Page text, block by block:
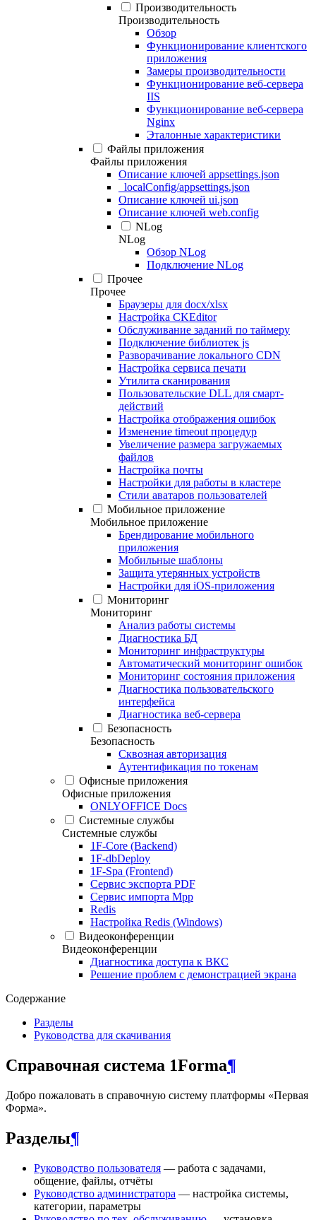
Производительность
Производительность
Обзор
Функционирование клиентского
приложения
Замеры производительности
Функционирование веб-сервера
IIS
Функционирование веб-сервера
Nginx
Эталонные характеристики
Файлы приложения
Файлы приложения
Описание ключей appsettings.json
_localConfig/appsettings.json
Описание ключей ui.json
Описание ключей web.config
NLog
NLog
Обзор NLog
Подключение NLog
Прочее
Прочее
Браузеры для docx/xlsx
Настройка CKEditor
Обслуживание заданий по таймеру
Подключение библиотек js
Разворачивание локального CDN
Настройка сервиса печати
Утилита сканирования
Пользовательские DLL для смарт-
действий
Настройка отображения ошибок
Изменение timeout процедур
Увеличение размера загружаемых
файлов
Настройка почты
Настройки для работы в кластере
Стили аватаров пользователей
Мобильное приложение
Мобильное приложение
Брендирование мобильного
приложения
Мобильные шаблоны
Защита утерянных устройств
Настройки для iOS-приложения
Мониторинг
Мониторинг
Анализ работы системы
Диагностика БД
Мониторинг инфраструктуры
Автоматический мониторинг ошибок
Мониторинг состояния приложения
Диагностика пользовательского
интерфейса
Диагностика веб-сервера
Безопасность
Безопасность
Сквозная авторизация
Аутентификация по токенам
Офисные приложения
Офисные приложения
ONLYOFFICE Docs
Системные службы
Системные службы
1F-Core (Backend)
1F-dbDeploy
1F-Spa (Frontend)
Сервис экспорта PDF
Сервис импорта Mpp
Redis
Настройка Redis (Windows)
Видеоконференции
Видеоконференции
Диагностика доступа к ВКС
Решение проблем с демонстрацией экрана
Содержание
Разделы
Руководства для скачивания
Справочная система 1Forma¶
Добро пожаловать в справочную систему платформы «Первая
Форма».
Разделы¶
Руководство пользователя — работа с задачами,
общение, файлы, отчёты
Руководство администратора — настройка системы,
категории, параметры